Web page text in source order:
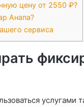
цену от 2550 ₽?
Анапа?
сервиса
услугами